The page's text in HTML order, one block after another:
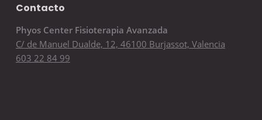
Contacto
Phyos Center Fisioterapia Avanzada
C/ de Manuel Dualde, 12, 46100 Burjassot, Valencia
603 22 84 99